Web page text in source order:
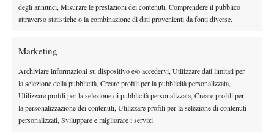
degli annunci, Misurare le prestazioni dei contenuti, Comprendere il pubblico
attraverso statistiche o la combinazione di dati provenienti da fonti diverse.
Marketing
Archiviare informazioni su dispositivo e/o accedervi, Utilizzare dati limitati per
la selezione della pubblicità, Creare profili per la pubblicità personalizzata,
Utilizzare profili per la selezione di pubblicità personalizzata, Creare profili per
la personalizzazione dei contenuti, Utilizzare profili per la selezione di contenuti
personalizzati, Sviluppare e migliorare i servizi.
orario e ordine di gioco venerdì 7 agosto.
Arnaldi apre sul Centrale
Atp News
Masters 1000 Montreal 2026: Darderi